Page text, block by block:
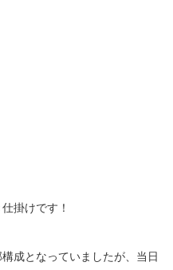
掛けです！
成となっていましたが、当日